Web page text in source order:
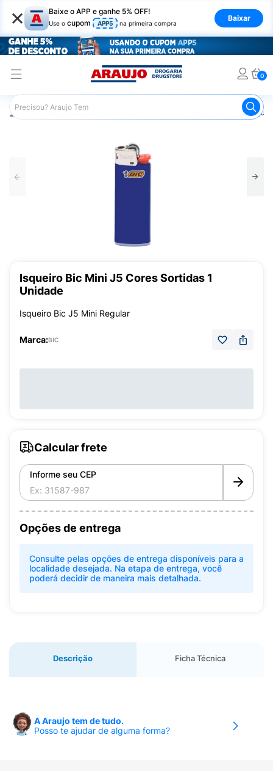
× Baixe o APP e ganhe 5% OFF!
Use o cupom APP5 na primeira compra
Baixar
0
Araujo Mercado
Isqueiro Bic Mini J5 Cores Sortidas 1
Unidade
Isqueiro Bic J5 Mini Regular
Marca:BIC
Calcular frete
Informe seu CEP
Opções de entrega
Consulte pelas opções de entrega disponíveis para a
localidade desejada. Na etapa de entrega, você
poderá decidir de maneira mais detalhada.
Descrição Ficha Técnica
A Araujo tem de tudo.
Posso te ajudar de alguma forma?